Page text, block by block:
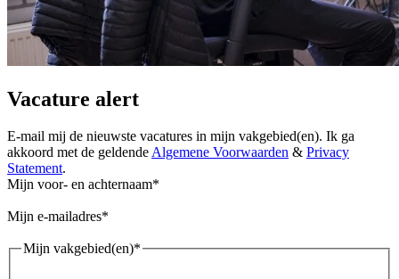
Vacature alert
E-mail mij de nieuwste vacatures in mijn vakgebied(en). Ik ga
akkoord met de geldendeAlgemene Voorwaarden & Privacy
Statement.
Mijn voor- en achternaam
Mijn e-mailadres
Mijn vakgebied(en)